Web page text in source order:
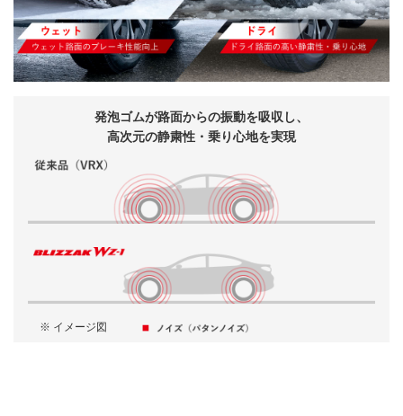
発泡ゴムが路面からの振動を吸収し、
高次元の静粛性・乗り心地を実現
※ イメージ図